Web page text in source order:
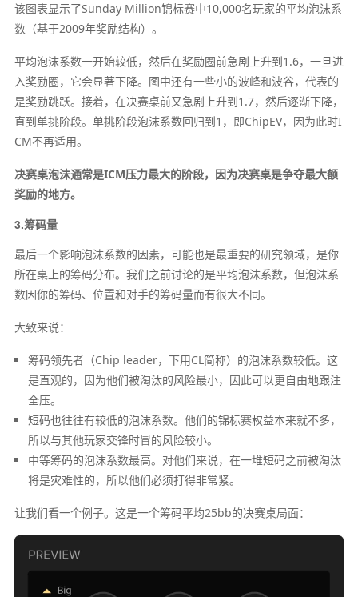
该图表显示了Sunday Million锦标赛中10,000名玩家的平均泡沫系
数（基于2009年奖励结构）。
平均泡沫系数一开始较低，然后在奖励圈前急剧上升到1.6，一旦进
入奖励圈，它会显著下降。图中还有一些小的波峰和波谷，代表的
是奖励跳跃。接着，在决赛桌前又急剧上升到1.7，然后逐渐下降，
直到单挑阶段。单挑阶段泡沫系数回归到1，即ChipEV，因为此时I
CM不再适用。
决赛桌泡沫通常是ICM压力最大的阶段，因为决赛桌是争夺最大额
奖励的地方。
3.筹码量
最后一个影响泡沫系数的因素，可能也是最重要的研究领域，是你
所在桌上的筹码分布。我们之前讨论的是平均泡沫系数，但泡沫系
数因你的筹码、位置和对手的筹码量而有很大不同。
大致来说：
筹码领先者（Chip leader，下用CL简称）的泡沫系数较低。这
是直观的，因为他们被淘汰的风险最小，因此可以更自由地跟注
全压。
短码也往往有较低的泡沫系数。他们的锦标赛权益本来就不多，
所以与其他玩家交锋时冒的风险较小。
中等筹码的泡沫系数最高。对他们来说，在一堆短码之前被淘汰
将是灾难性的，所以他们必须打得非常紧。
让我们看一个例子。这是一个筹码平均25bb的决赛桌局面：